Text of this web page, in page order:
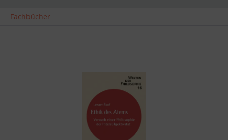
Fachbücher